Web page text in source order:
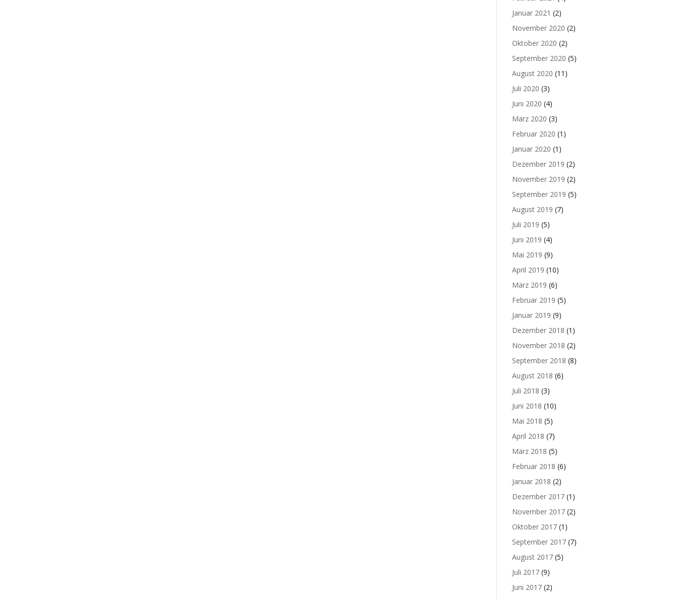
Januar 2021 (2)
November 2020 (2)
Oktober 2020 (2)
September 2020 (5)
August 2020 (11)
Juli 2020 (3)
Juni 2020 (4)
März 2020 (3)
Februar 2020 (1)
Januar 2020 (1)
Dezember 2019 (2)
November 2019 (2)
September 2019 (5)
August 2019 (7)
Juli 2019 (5)
Juni 2019 (4)
Mai 2019 (9)
April 2019 (10)
März 2019 (6)
Februar 2019 (5)
Januar 2019 (9)
Dezember 2018 (1)
November 2018 (2)
September 2018 (8)
August 2018 (6)
Juli 2018 (3)
Juni 2018 (10)
Mai 2018 (5)
April 2018 (7)
März 2018 (5)
Februar 2018 (6)
Januar 2018 (2)
Dezember 2017 (1)
November 2017 (2)
Oktober 2017 (1)
September 2017 (7)
August 2017 (5)
Juli 2017 (9)
Juni 2017 (2)